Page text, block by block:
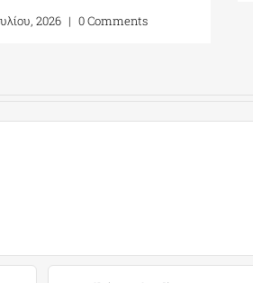
2026 0 Comments